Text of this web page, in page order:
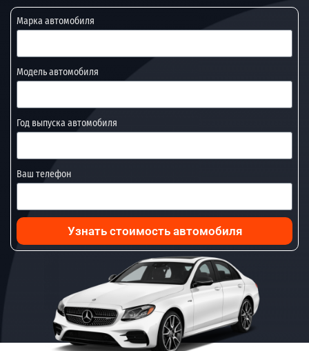
Марка автомобиля
Модель автомобиля
Год выпуска автомобиля
Ваш телефон
Узнать стоимость автомобиля